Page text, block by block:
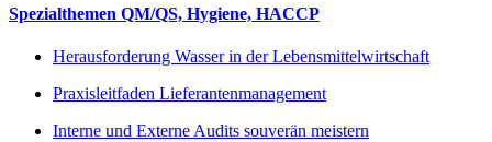
Spezialthemen QM/QS, Hygiene, HACCP
Herausforderung Wasser in der Lebensmittelwirtschaft
Praxisleitfaden Lieferantenmanagement
Interne und Externe Audits souverän meistern